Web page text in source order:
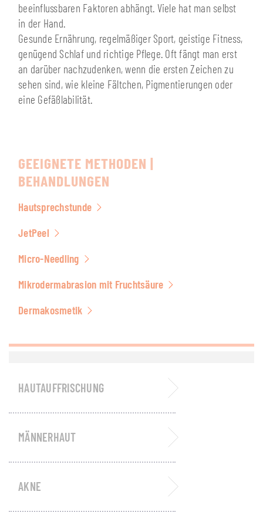
beeinflussbaren Faktoren abhängt. Viele hat man selbst
in der Hand.
Gesunde Ernährung, regelmäßiger Sport, geistige Fitness,
genügend Schlaf und richtige Pflege. Oft fängt man erst
an darüber nachzudenken, wenn die ersten Zeichen zu
sehen sind, wie kleine Fältchen, Pigmentierungen oder
eine Gefäßlabilität.
GEEIGNETE METHODEN |
BEHANDLUNGEN
Hautsprechstunde
JetPeel
Micro-Needling
Mikrodermabrasion mit Fruchtsäure
Dermakosmetik
HAUTAUFFRISCHUNG
MÄNNERHAUT
AKNE